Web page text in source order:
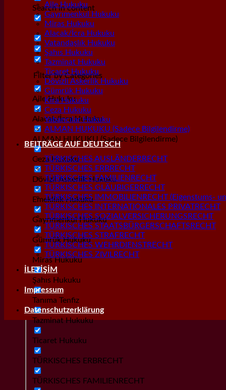
Search in content
Filter by Categories
Aile Hukuku
Alacak/İcra Hukuku
ALMAN HUKUKU (Sadece Bilgilendirme)
Ceza Hukuku
Dövizli Askerlik Hukuku
Emeklilik Hukuku
Gayrımenkul Hukuku
Gümrük Hukuku
Miras Hukuku
Şahıs Hukuku
Tanıma Tenfiz
Tazminat Hukuku
Ticaret Hukuku
TÜRKISCHES ERBRECHT
TÜRKISCHES FAMILIENRECHT
Aile Hukuku
Gayrımenkul Hukuku
Miras Hukuku
Alacak/İcra Hukuku
Vatandaşlık Hukuku
Şahıs Hukuku
Tazminat Hukuku
Ticaret Hukuku
Dövizli Askerlik Hukuku
Gümrük Hukuku
Kira Hukuku
Ceza Hukuku
Yabancılar Hukuku
ALMAN HUKUKU (Sadece Bilgilendirme)
BEITRÄGE AUF DEUTSCH
TÜRKISCHES AUSLÄNDERRECHT
TÜRKISCHES ERBRECHT
TÜRKISCHES FAMILIENRECHT
TÜRKISCHES GLÄUBIGERRECHT
TÜRKISCHES IMMOBILIENRECHT (Eigenstums-
TÜRKISCHES INTERNATIONALES PRIVATRECHT
TÜRKISCHES SOZIALVERSICHERUNGSRECHT
TÜRKISCHES STAATSBÜRGERSCHAFTSRECHT
TÜRKISCHES STRAFRECHT
TÜRKISCHES WEHRDIENSTRECHT
TÜRKISCHES ZIVILRECHT
İLETİŞİM
Impressum
Datenschutzerklärung